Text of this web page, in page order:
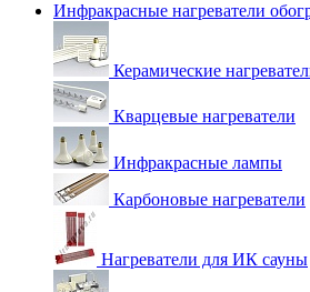
Инфракрасные нагреватели
Керамические
Кварцевые нагреватели
Инфракрасные лампы
Карбоновые нагреватели
Нагреватели для ИК сауны